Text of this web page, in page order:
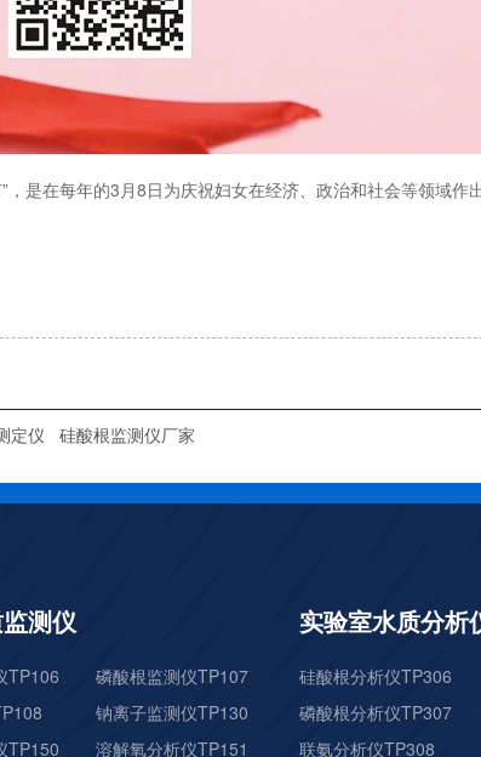
，是在每年的3月8日为庆祝妇女在经济、政治和社会等领域作
定仪 硅酸根监测仪厂家
测仪
TP106
磷酸根监测仪TP107
钠离子监测仪TP130
TP150
溶解氧分析仪TP151
实验室水质分析
硅酸根分析仪TP306
磷酸根分析仪TP307
联氨分析仪TP308